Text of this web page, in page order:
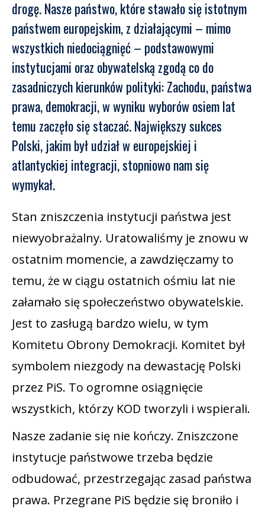
drogę. Nasze państwo, które stawało się istotnym
państwem europejskim, z działającymi – mimo
wszystkich niedociągnięć – podstawowymi
instytucjami oraz obywatelską zgodą co do
zasadniczych kierunków polityki: Zachodu, państwa
prawa, demokracji, w wyniku wyborów osiem lat
temu zaczęło się staczać. Największy sukces
Polski, jakim był udział w europejskiej i
atlantyckiej integracji, stopniowo nam się
wymykał.
Stan zniszczenia instytucji państwa jest
niewyobrażalny. Uratowaliśmy je znowu w
ostatnim momencie, a zawdzięczamy to
temu, że w ciągu ostatnich ośmiu lat nie
załamało się społeczeństwo obywatelskie.
Jest to zasługą bardzo wielu, w tym
Komitetu Obrony Demokracji. Komitet był
symbolem niezgody na dewastację Polski
przez PiS. To ogromne osiągnięcie
wszystkich, którzy KOD tworzyli i wspierali.
Nasze zadanie się nie kończy. Zniszczone
instytucje państwowe trzeba będzie
odbudować, przestrzegając zasad państwa
prawa. Przegrane PiS będzie się broniło i